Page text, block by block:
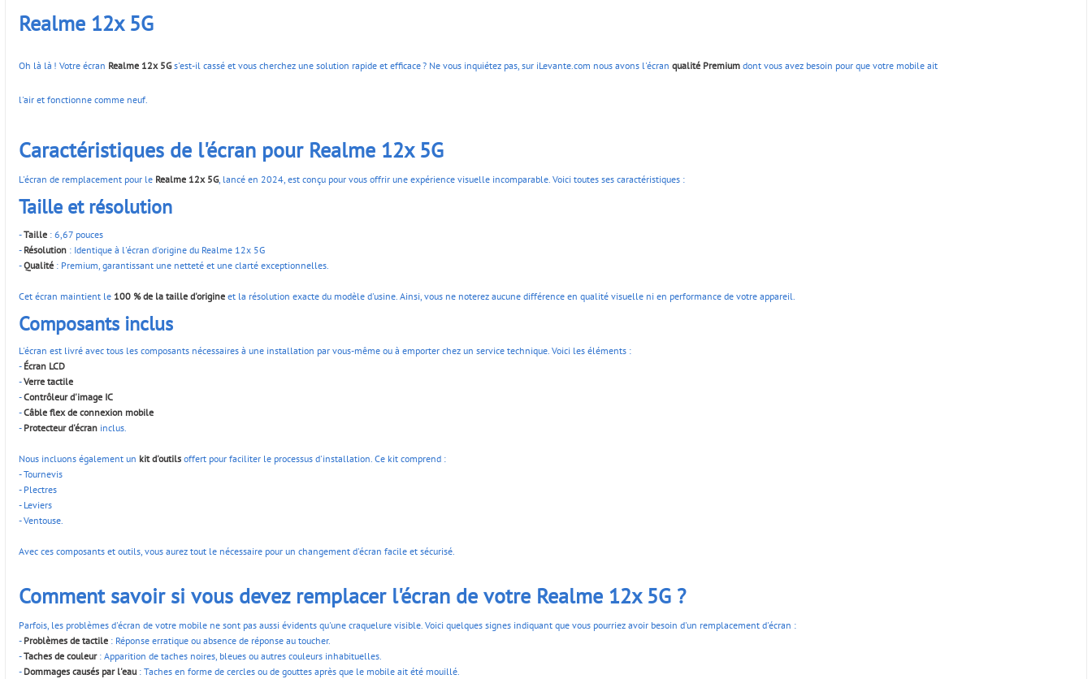
Realme 12x 5G
Oh là là ! Votre écran Realme 12x 5Gs'est-il cassé et vous cherchez une solution rapide et efficace ? Ne vous inquiétez pas, sur iLevante.com nous avons l'écranqualité Premium dont vous avez besoin pour que votre mobile ait
l'air et fonctionne comme neuf.
Caractéristiques de l'écran pour Realme 12x 5G
L'écran de remplacement pour le Realme 12x 5G, lancé en 2024, est conçu pour vous offrir une expérience visuelle incomparable. Voici toutes ses caractéristiques :
Taille et résolution
-Taille : 6,67 pouces
- Résolution : Identique à l'écran d'origine du Realme 12x 5G
-Qualité : Premium, garantissant une netteté et une clarté exceptionnelles.
Cet écran maintient le 100 % de la taille d'origine et la résolution exacte du modèle d'usine. Ainsi, vous ne noterez aucune différence en qualité visuelle ni en performance de votre appareil.
Composants inclus
L'écran est livré avec tous les composants nécessaires à une installation par vous-même ou à emporter chez un service technique. Voici les éléments :
- Écran LCD
-Verre tactile
-Contrôleur d'image IC
-Câble flex de connexion mobile
- Protecteur d'écran inclus.
Nous incluons également un kit d'outils offert pour faciliter le processus d'installation. Ce kit comprend :
- Tournevis
- Plectres
- Leviers
- Ventouse.
Avec ces composants et outils, vous aurez tout le nécessaire pour un changement d'écran facile et sécurisé.
Comment savoir si vous devez remplacer l'écran de votre Realme 12x 5G ?
Parfois, les problèmes d'écran de votre mobile ne sont pas aussi évidents qu'une craquelure visible. Voici quelques signes indiquant que vous pourriez avoir besoin d'un remplacement d'écran :
- Problèmes de tactile : Réponse erratique ou absence de réponse au toucher.
-Taches de couleur: Apparition de taches noires, bleues ou autres couleurs inhabituelles.
- Dommages causés par l'eau : Taches en forme de cercles ou de gouttes après que le mobile ait été mouillé.